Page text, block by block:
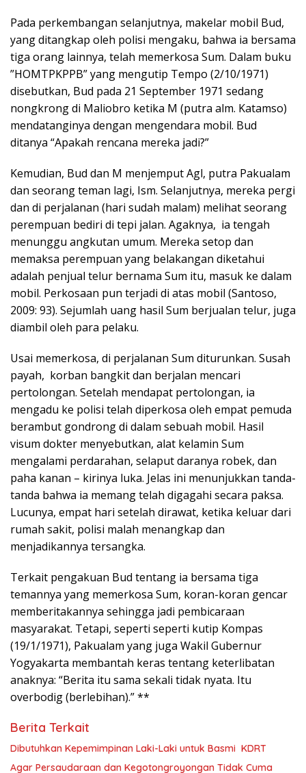
Pada perkembangan selanjutnya, makelar mobil Bud,
yang ditangkap oleh polisi mengaku, bahwa ia bersama
tiga orang lainnya, telah memerkosa Sum. Dalam buku
”HOMTPKPPB” yang mengutip Tempo (2/10/1971)
disebutkan, Bud pada 21 September 1971 sedang
nongkrong di Maliobro ketika M (putra alm. Katamso)
mendatanginya dengan mengendara mobil. Bud
ditanya “Apakah rencana mereka jadi?”
Kemudian, Bud dan M menjemput Agl, putra Pakualam
dan seorang teman lagi, Ism. Selanjutnya, mereka pergi
dan di perjalanan (hari sudah malam) melihat seorang
perempuan bediri di tepi jalan. Agaknya, ia tengah
menunggu angkutan umum. Mereka setop dan
memaksa perempuan yang belakangan diketahui
adalah penjual telur bernama Sum itu, masuk ke dalam
mobil. Perkosaan pun terjadi di atas mobil (Santoso,
2009: 93). Sejumlah uang hasil Sum berjualan telur, juga
diambil oleh para pelaku.
Usai memerkosa, di perjalanan Sum diturunkan. Susah
payah, korban bangkit dan berjalan mencari
pertolongan. Setelah mendapat pertolongan, ia
mengadu ke polisi telah diperkosa oleh empat pemuda
berambut gondrong di dalam sebuah mobil. Hasil
visum dokter menyebutkan, alat kelamin Sum
mengalami perdarahan, selaput daranya robek, dan
paha kanan – kirinya luka. Jelas ini menunjukkan tanda-
tanda bahwa ia memang telah digagahi secara paksa.
Lucunya, empat hari setelah dirawat, ketika keluar dari
rumah sakit, polisi malah menangkap dan
menjadikannya tersangka.
Terkait pengakuan Bud tentang ia bersama tiga
temannya yang memerkosa Sum, koran-koran gencar
memberitakannya sehingga jadi pembicaraan
masyarakat. Tetapi, seperti seperti kutip Kompas
(19/1/1971), Pakualam yang juga Wakil Gubernur
Yogyakarta membantah keras tentang keterlibatan
anaknya: “Berita itu sama sekali tidak nyata. Itu
overbodig (berlebihan).” **
Berita Terkait
Dibutuhkan Kepemimpinan Laki-Laki untuk Basmi KDRT
Agar Persaudaraan dan Kegotongroyongan Tidak Cuma